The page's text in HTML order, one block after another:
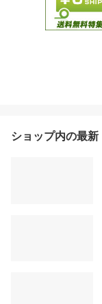
ショップ内の最新